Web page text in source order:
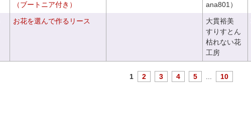
（ブートニア付き）
ana801）
お花を選んで作るリース
大貫裕美
すりすとん
枯れない花
工房
1 2 3 4 5 10